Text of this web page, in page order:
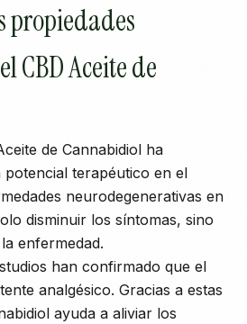
propiedades
CBD Aceite de
de Cannabidiol ha
terapéutico en el
neurodegenerativas en
disminuir los síntomas, sino
enfermedad.
han confirmado que el
analgésico. Gracias a estas
ayuda a aliviar los